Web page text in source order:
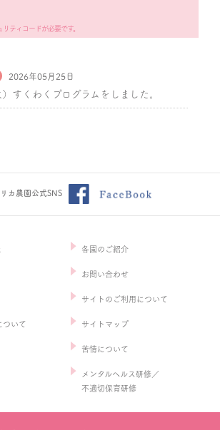
ティコードが必要です。
2026年05月25日
すくわくプログラムをしました。
カ農園公式SNS
ついて
各園のご紹介
お問い合わせ
サイトのご利用について
サイトマップ
苦情について
メンタルヘルス研修／
不適切保育研修